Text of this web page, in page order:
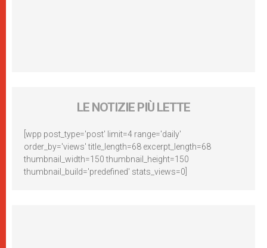
LE NOTIZIE PIÙ LETTE
[wpp post_type='post' limit=4 range='daily'
order_by='views' title_length=68 excerpt_length=68
thumbnail_width=150 thumbnail_height=150
thumbnail_build='predefined' stats_views=0]